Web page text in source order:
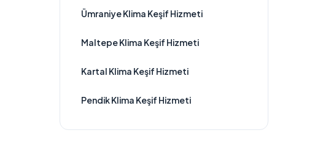
Ümraniye Klima Keşif Hizmeti
Maltepe Klima Keşif Hizmeti
Kartal Klima Keşif Hizmeti
Pendik Klima Keşif Hizmeti